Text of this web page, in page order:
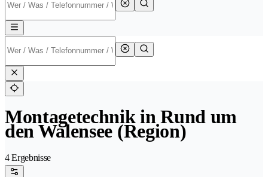
Montagetechnik in Rund um
den Walensee (Region)
4 Ergebnisse